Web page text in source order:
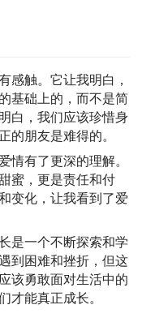
感触。它让我明白，
基础上的，而不是简
白，我们应该珍惜身
的朋友是难得的。
情有了更深的理解。
蜜，更是责任和付
变化，让我看到了爱
是一个不断探索和学
到困难和挫折，但这
该勇敢面对生活中的
才能真正成长。